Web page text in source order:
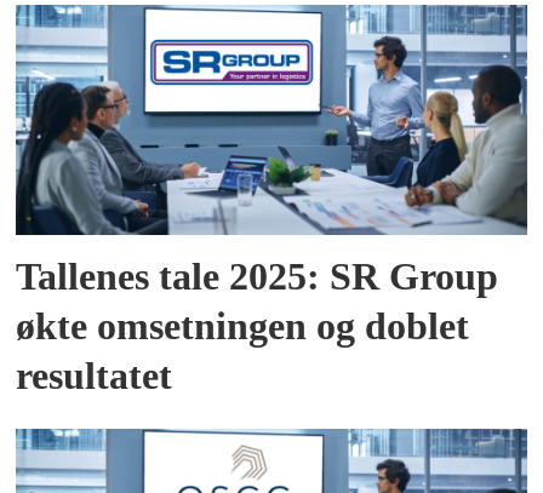
Tallenes tale 2025: SR Group
økte omsetningen og doblet
resultatet